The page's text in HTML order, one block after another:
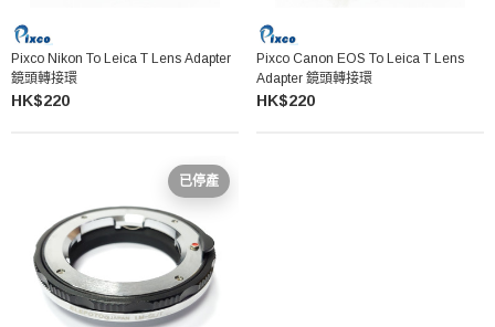
Pixco Nikon To Leica T Lens Adapter
鏡頭轉接環
HK$220
Pixco Canon EOS To Leica T Lens
Adapter 鏡頭轉接環
HK$220
已停產